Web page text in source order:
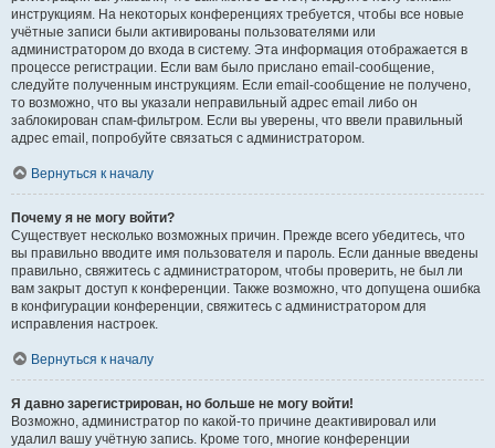
инструкциям. На некоторых конференциях требуется, чтобы все новые
учётные записи были активированы пользователями или
администратором до входа в систему. Эта информация отображается в
процессе регистрации. Если вам было прислано email-сообщение,
следуйте полученным инструкциям. Если email-сообщение не получено,
то возможно, что вы указали неправильный адрес email либо он
заблокирован спам-фильтром. Если вы уверены, что ввели правильный
адрес email, попробуйте связаться с администратором.
Вернуться к началу
Почему я не могу войти?
Существует несколько возможных причин. Прежде всего убедитесь, что
вы правильно вводите имя пользователя и пароль. Если данные введены
правильно, свяжитесь с администратором, чтобы проверить, не был ли
вам закрыт доступ к конференции. Также возможно, что допущена ошибка
в конфигурации конференции, свяжитесь с администратором для
исправления настроек.
Вернуться к началу
Я давно зарегистрирован, но больше не могу войти!
Возможно, администратор по какой-то причине деактивировал или
удалил вашу учётную запись. Кроме того, многие конференции